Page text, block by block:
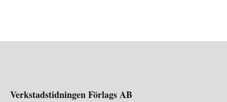
Verkstadstidningen Förlags AB